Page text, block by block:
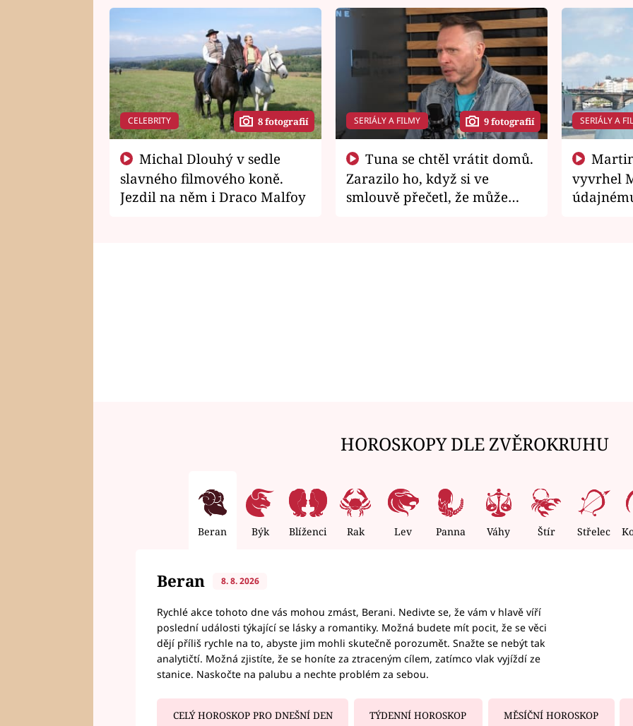
CELEBRITY 8 fotografií
slavného filmového koně.
Jezdil na něm i Draco Malfoy
SERIÁLY A FILMY 9 fotografií
Zarazilo ho, když si ve
smlouvě přečetl, že může
SERIÁLY A
vyvrhel
HOROSKOPY DLE ZVĚROKRUHU
Beran Býk Blíženci Rak Lev Panna Váhy Štír Střelec
Beran 8. 8. 2026
Rychlé akce tohoto dne vás mohou zmást, Berani. Nedivte se, že vám v hlavě víří
poslední události týkající se lásky a romantiky. Možná budete mít pocit, že se věci
dějí příliš rychle na to, abyste jim mohli skutečně porozumět. Snažte se nebýt tak
analytičtí. Možná zjistíte, že se honíte za ztraceným cílem, zatímco vlak vyjíždí ze
stanice. Naskočte na palubu a nechte problém za sebou.
CELÝ HOROSKOP PRO DNEŠNÍ DEN TÝDENNÍ HOROSKOP MĚSÍČNÍ HOROSKOP